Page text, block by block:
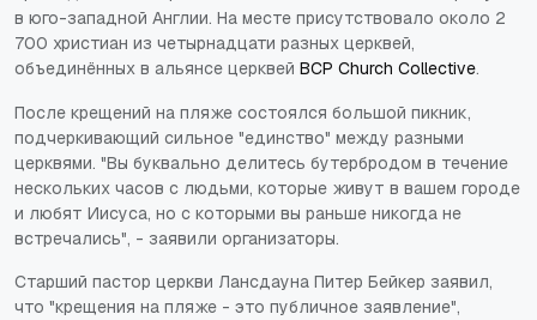
в юго-западной Англии. На месте присутствовало около 2
700 христиан из четырнадцати разных церквей,
объединённых в альянсе церквей BCP Church Collective.
После крещений на пляже состоялся большой пикник,
подчеркивающий сильное "единство" между разными
церквями. "Вы буквально делитесь бутербродом в течение
нескольких часов с людьми, которые живут в вашем городе
и любят Иисуса, но с которыми вы раньше никогда не
встречались", - заявили организаторы.
Старший пастор церкви Лансдауна Питер Бейкер заявил,
что "крещения на пляже - это публичное заявление",